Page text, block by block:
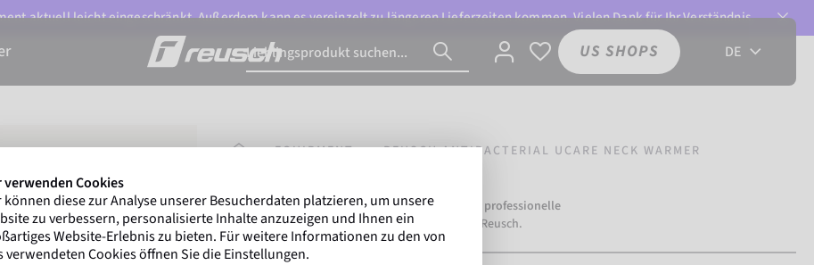
aktuell leicht eingeschränkt. Außerdem kann es vereinzelt zu längeren Lieferzeiten kommen. Vielen Dank für Ihr Verständnis.
US SHOPS DE
STARTSEITEEQUIPMENT REUSCH ANTIBACTERIAL UCARE NECK WARMER
Marco Odermatt und mehr als
500 professionelle
Winterathletenweltweit vertrauen auf Reusch.
verwenden Cookies
können diese zur Analyse unserer Besucherdaten platzieren, um unsere
zu verbessern, personalisierte Inhalte anzuzeigen und Ihnen ein
Website-Erlebnis zu bieten. Für weitere Informationen zu den von
verwendeten Cookies öffnen Sie die Einstellungen.